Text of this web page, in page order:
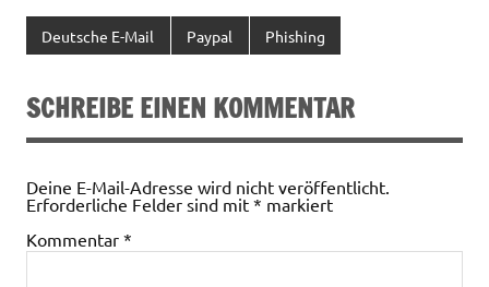
Deutsche E-Mail Paypal Phishing
SCHREIBE EINEN KOMMENTAR
Deine E-Mail-Adresse wird nicht veröffentlicht.
Erforderliche Felder sind mit * markiert
Kommentar *